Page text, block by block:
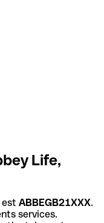
Life,
est ABBEGB21XXX.
services.